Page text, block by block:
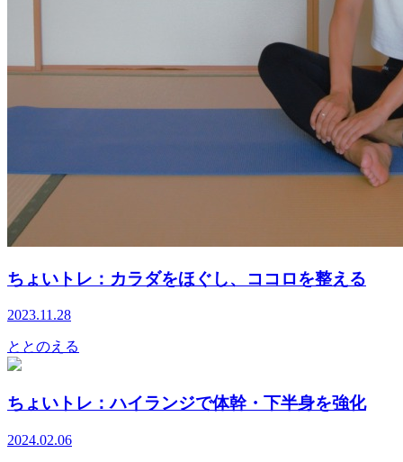
ちょいトレ：カラダをほぐし、ココロを整える
2023.11.28
ととのえる
ちょいトレ：ハイランジで体幹・下半身を強化
2024.02.06